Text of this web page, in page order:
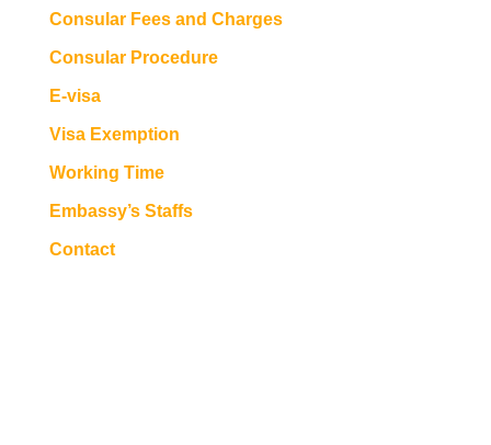
Consular Fees and Charges
Consular Procedure
E-visa
Visa Exemption
Working Time
Embassy’s Staffs
Contact